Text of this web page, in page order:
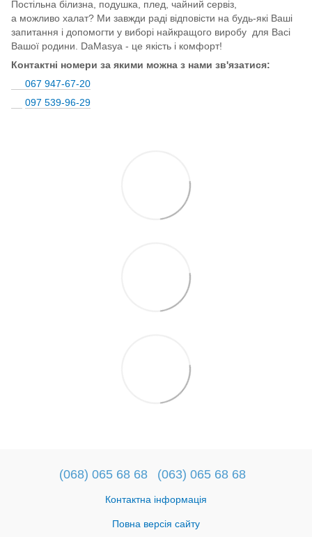
Постільна білизна, подушка, плед, чайний сервіз,
а можливо халат? Ми завжди раді відповісти на будь-які Ваші
запитання і допомогти у виборі найкращого виробу для Васі
Вашої родини. DaMasya - це якість і комфорт!
Контактні номери за якими можна з нами зв'язатися:
067 947-67-20
097 539-96-29
(068) 065 68 68 (063) 065 68 68
Контактна інформація
Повна версія сайту